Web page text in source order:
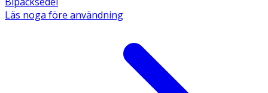
Läs noga före användning